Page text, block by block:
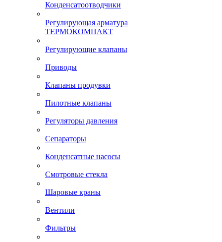
Конденсатоотводчики
Регулирующая арматура
ТЕРМОКОМПАКТ
Регулирующие клапаны
Приводы
Клапаны продувки
Пилотные клапаны
Регуляторы давления
Сепараторы
Конденсатные насосы
Смотровые стекла
Шаровые краны
Вентили
Фильтры